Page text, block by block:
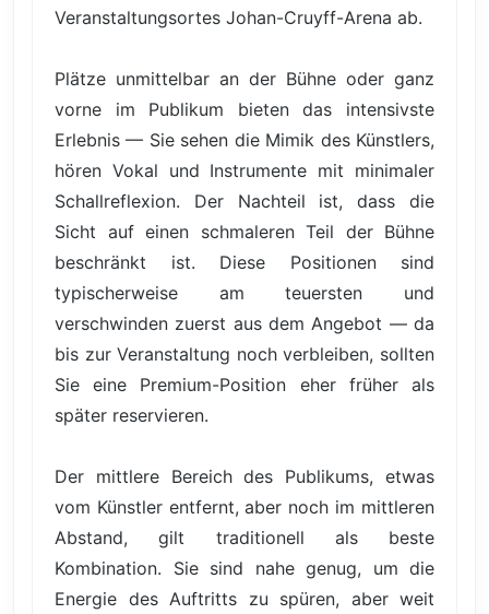
Veranstaltungsortes Johan-Cruyff-Arena ab.
Plätze unmittelbar an der Bühne oder ganz
vorne im Publikum bieten das intensivste
Erlebnis — Sie sehen die Mimik des Künstlers,
hören Vokal und Instrumente mit minimaler
Schallreflexion. Der Nachteil ist, dass die
Sicht auf einen schmaleren Teil der Bühne
beschränkt ist. Diese Positionen sind
typischerweise am teuersten und
verschwinden zuerst aus dem Angebot — da
bis zur Veranstaltung noch verbleiben, sollten
Sie eine Premium-Position eher früher als
später reservieren.
Der mittlere Bereich des Publikums, etwas
vom Künstler entfernt, aber noch im mittleren
Abstand, gilt traditionell als beste
Kombination. Sie sind nahe genug, um die
Energie des Auftritts zu spüren, aber weit